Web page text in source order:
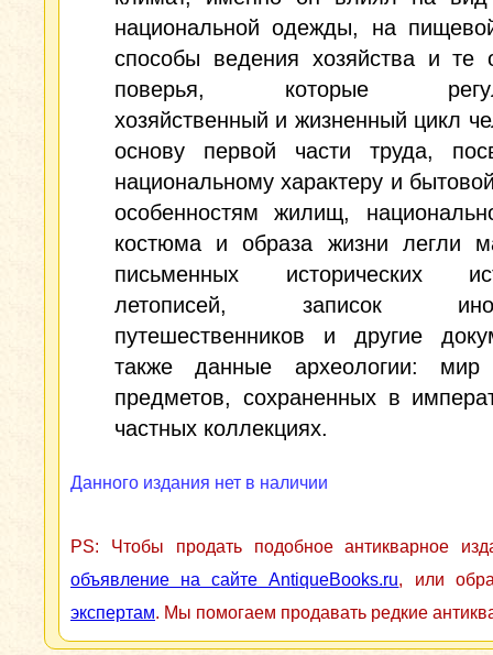
национальной одежды, на
способы ведения хозяйства и те
поверья, которые
хозяйственный и жизненный цикл
основу первой части труда,
национальному характеру и
особенностям жилищ,
костюма и образа жизни легли
письменных исторических
летописей, записок
путешественников и другие
также данные археологии: мир
предметов, сохраненных в
частных коллекциях.
Данного издания нет в наличии
PS: Чтобы продать подобное антикварное
объявление на сайте AntiqueBooks.ru, или
экспертам. Мы помогаем продавать редкие